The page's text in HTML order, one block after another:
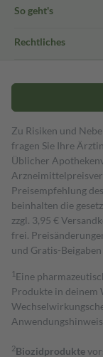
So geht's
Rechtliches
Zu Risiken und
fragen Sie Ihre
Üblicher
Preisempfehlung
beinhalten die
zzgl. 3,95 €
frei.
und Gratis-
1 Eine
Produkte in deinem
2Biozidprodukte